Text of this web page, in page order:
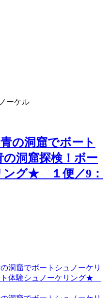
ーケル
の洞窟でボート
の洞窟探検！ボー
ング★ １便／9：